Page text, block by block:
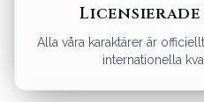
Alla våra karaktärer är
internationella